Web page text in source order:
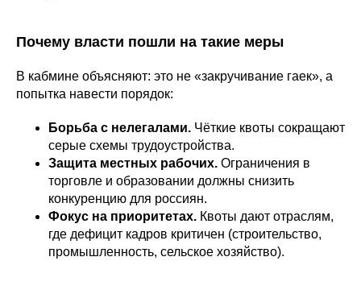
Почему власти пошли на такие меры
В кабмине объясняют: это не «закручивание гаек», а
попытка навести порядок:
Борьба с нелегалами. Чёткие квоты сокращают
серые схемы трудоустройства.
Защита местных рабочих. Ограничения в
торговле и образовании должны снизить
конкуренцию для россиян.
Фокус на приоритетах. Квоты дают отраслям,
где дефицит кадров критичен (строительство,
промышленность, сельское хозяйство).